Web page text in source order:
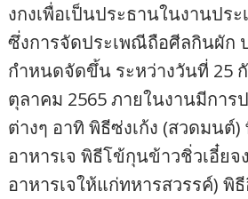
งกงเพื่อเป็นประธานในงานปร
ซึ่งการจัดประเพณีถือศีลกินผัก
กำหนดจัดขึ้น ระหว่างวันที่ 25
ตุลาคม 2565 ภายในงานมีการ
ต่างๆ อาทิ พิธีซ่งเก้ง (สวดมนต์
อาหารเจ พิธีโข้กุนข้าวชิ่วเอี๋ยจ
อาหารเจให้แก่ทหารสวรรค์) พิ